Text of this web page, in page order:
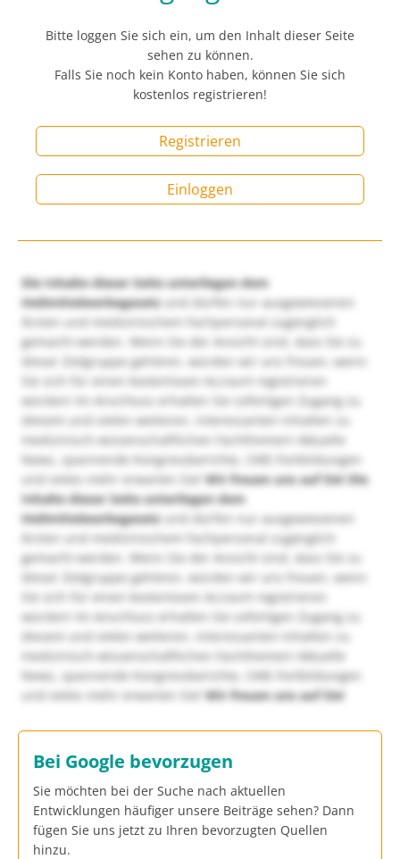
Bitte loggen Sie sich ein, um den Inhalt dieser Seite
sehen zu können.
Falls Sie noch kein Konto haben, können Sie sich
kostenlos registrieren!
Registrieren
Einloggen
Die Inhalte dieser Seite unterliegen dem
Heilmittelwerbegesetzund dürfen nur ausgewiesenen
Ärzten und medizinischem Fachpersonal zugänglich
gemacht werden. Wenn Sie der Ansicht sind, dass Sie zu
dieser Zielgruppe gehören, würden wir uns freuen, wenn
Sie sich für einen kostenlosen Account registrieren
würden! Im Anschluss erhalten Sie sofortigen Zugang zu
diesem und vielen weiteren, interessanten Inhalten zu
medizinisch-wissenschaftlichen Fachthemen! Aktuelle
News, spannende Kongressberichte, CME-Fortbildungen
und vieles mehr erwarten Sie!Wir freuen uns auf Sie! Die
Inhalte dieser Seite unterliegen dem
Heilmittelwerbegesetzund dürfen nur ausgewiesenen
Ärzten und medizinischem Fachpersonal zugänglich
gemacht werden. Wenn Sie der Ansicht sind, dass Sie zu
dieser Zielgruppe gehören, würden wir uns freuen, wenn
Sie sich für einen kostenlosen Account registrieren
würden! Im Anschluss erhalten Sie sofortigen Zugang zu
diesem und vielen weiteren, interessanten Inhalten zu
medizinisch-wissenschaftlichen Fachthemen! Aktuelle
News, spannende Kongressberichte, CME-Fortbildungen
und vieles mehr erwarten Sie!Wir freuen uns auf Sie!
Bei Google bevorzugen
Sie möchten bei der Suche nach aktuellen
Entwicklungen häufiger unsere Beiträge sehen? Dann
fügen Sie uns jetzt zu Ihren bevorzugten Quellen
hinzu.